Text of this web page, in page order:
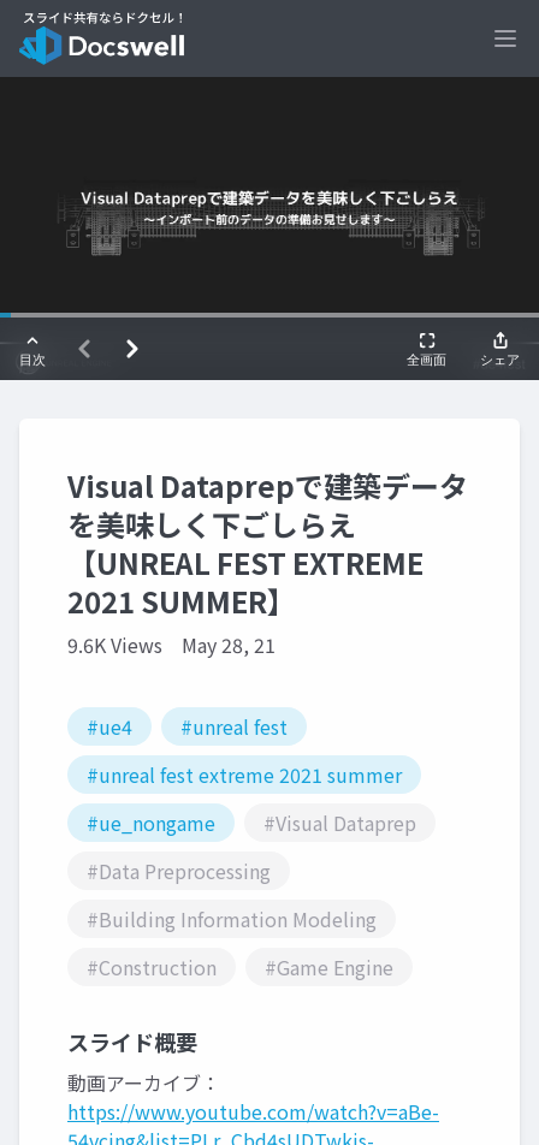
Visual Dataprepで建築データ
を美味しく下ごしらえ
【UNREAL FEST EXTREME
2021 SUMMER】
9.6K Views May 28, 21
#ue4
#unreal fest
#unreal fest extreme 2021 summer
#ue_nongame
#Visual Dataprep
#Data Preprocessing
#Building Information Modeling
#Construction
#Game Engine
スライド概要
動画アーカイブ：
https://www.youtube.com/watch?v=aBe-